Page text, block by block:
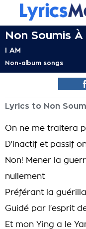
Non Soumis
I AM
Non-album songs
Lyrics to Non
On ne me traitera
D'inactif et passif
Non! Mener la
nullement
Préférant la
Guidé par l'esprit
Et mon Ying a le